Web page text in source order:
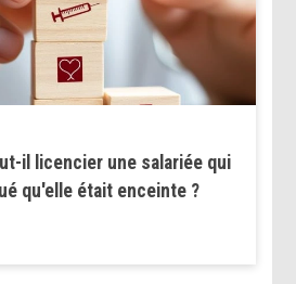
il licencier une salariée qui
qu'elle était enceinte ?